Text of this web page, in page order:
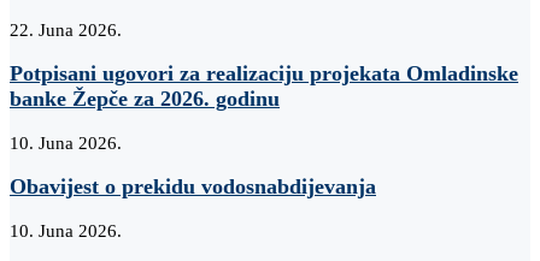
22. Juna 2026.
Potpisani ugovori za realizaciju projekata Omladinske
banke Žepče za 2026. godinu
10. Juna 2026.
Obavijest o prekidu vodosnabdijevanja
10. Juna 2026.